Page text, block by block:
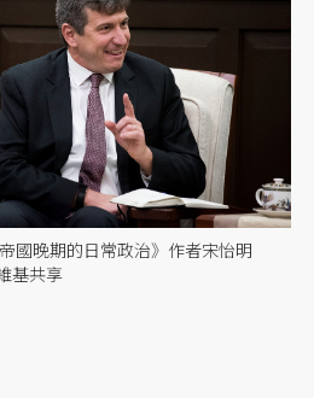
國晚期的日常政治》作者宋怡明
基共享